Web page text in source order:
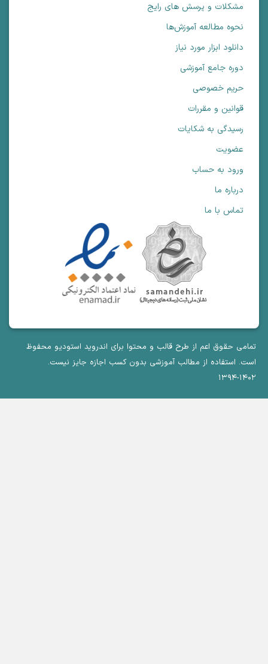
مشکلات و پرسش های رایج
نحوه مطالعه آموزش‌ها
دانلود ابزار مورد نیاز
دوره جامع آموزشی
حریم خصوصی
قوانین و مقررات
رسیدگی به شکایات
عضویت
ورود به حساب
درباره ما
تماس با ما
تمامی حقوق اعم از طرح قالب و محتوا برای اندروید استودیو محفوظ
است. استفاده از مطالب آموزشی بدون کسب اجازه جایز نیست.
۱۴۰۲-۱۳۹۴